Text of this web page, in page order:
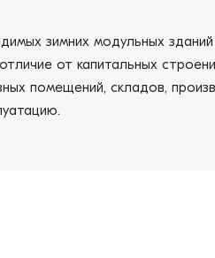
зимних модульных
от капитальных
помещений, складов,